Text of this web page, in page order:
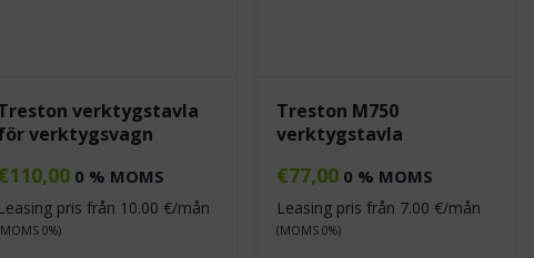
verktygstavla
verktygsvagn
110,00 0 % MOMS
Leasing pris från 10.00 €/mån
0%)
Treston M750
verktygstavla
€77,00 0 % MOMS
Leasing pris från 7.00 €/mån
(MOMS 0%)